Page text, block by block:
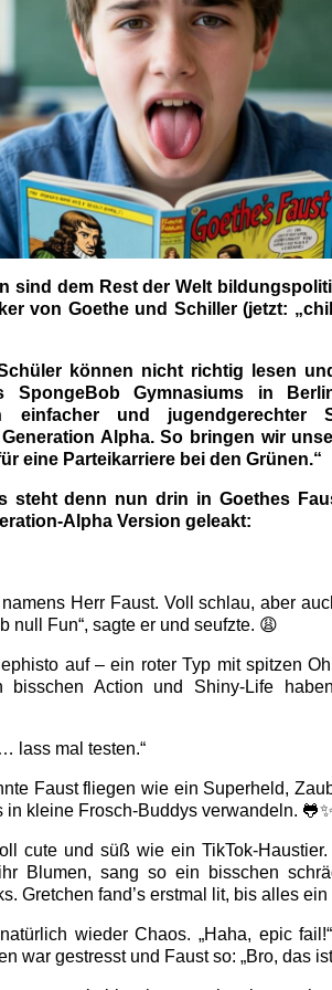
sind dem Rest der Welt
von Goethe und Schiller (jetzt:
können nicht richtig lesen
SpongeBob Gymnasiums in
einfacher und jugendgerechter
Alpha. So bringen wir
eine Parteikarriere bei den Grünen.“
steht denn nun drin in Goethes
Alpha Version geleakt:
Herr Faust. Voll schlau, aber
null Fun“, sagte er und seufzte. 😩
auf – ein roter Typ mit spitzen
bisschen Action und Shiny-Life
lass mal testen.“
Faust fliegen wie ein Superheld,
kleine Frosch-Buddys verwandeln. 🐸✨
cute und süß wie ein TikTok-
Blumen, sang so ein bisschen
Gretchen fand’s erstmal lit, bis alles
wieder Chaos. „Haha, epic
war gestresst und Faust so: „Bro, das